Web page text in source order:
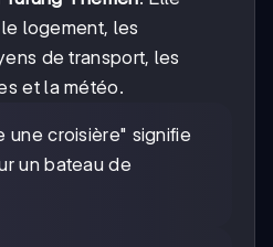
logement, les
de transport, les
et la météo.
une croisière" signifie
un bateau de